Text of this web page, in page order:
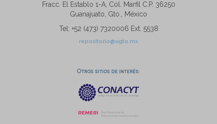
Fracc. El Establo 1-A, Col. Marfil C.P. 36250
Guanajuato, Gto., México
Tel: +52 (473) 7320006 Ext. 5538
repositorio@ugto.mx
Otros sitios de interés: